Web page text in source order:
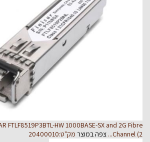
FTLF8519P3BTL-HW 1000BASE-SX and 2G Fibre
Channel (2...
צפה במוצר מק"ט:20400010